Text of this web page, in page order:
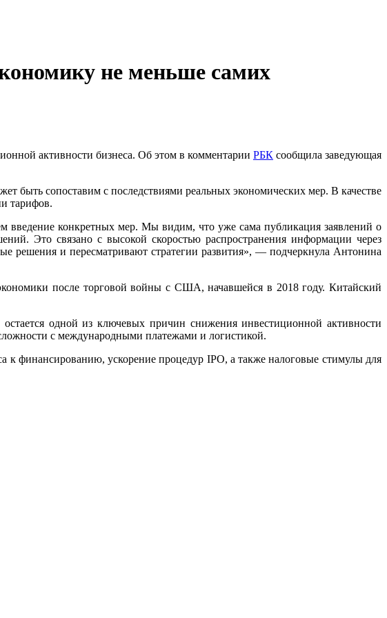
не меньше самих
активности бизнеса. Об этом в комментарии РБК сообщила заведующая
быть сопоставим с последствиями реальных экономических мер. В качестве
тарифов.
введение конкретных мер. Мы видим, что уже сама публикация заявлений о
Это связано с высокой скоростью распространения информации через
решения и пересматривают стратегии развития», — подчеркнула Антонина
после торговой войны с США, начавшейся в 2018 году. Китайский
одной из ключевых причин снижения инвестиционной активности
с международными платежами и логистикой.
финансированию, ускорение процедур IPO, а также налоговые стимулы для